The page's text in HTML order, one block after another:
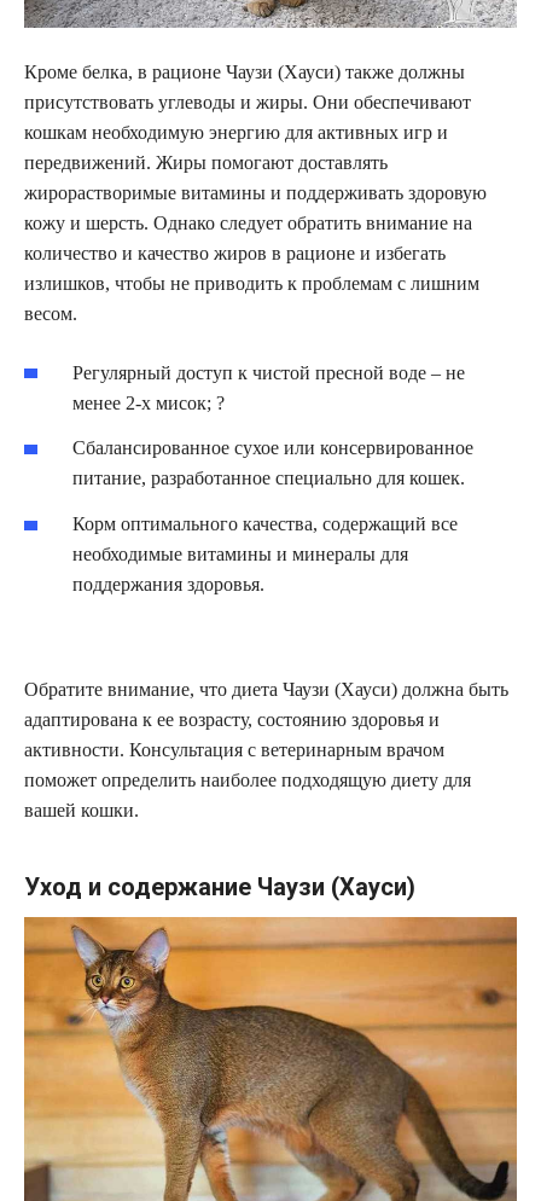
Кроме белка, в рационе Чаузи (Хауси) также должны
присутствовать углеводы и жиры. Они обеспечивают
кошкам необходимую энергию для активных игр и
передвижений. Жиры помогают доставлять
жирорастворимые витамины и поддерживать здоровую
кожу и шерсть. Однако следует обратить внимание на
количество и качество жиров в рационе и избегать
излишков, чтобы не приводить к проблемам с лишним
весом.
Регулярный доступ к чистой пресной воде – не
менее 2-х мисок; ?
Сбалансированное сухое или консервированное
питание, разработанное специально для кошек.
Корм оптимального качества, содержащий все
необходимые витамины и минералы для
поддержания здоровья.
Обратите внимание, что диета Чаузи (Хауси) должна быть
адаптирована к ее возрасту, состоянию здоровья и
активности. Консультация с ветеринарным врачом
поможет определить наиболее подходящую диету для
вашей кошки.
Уход и содержание Чаузи (Хауси)